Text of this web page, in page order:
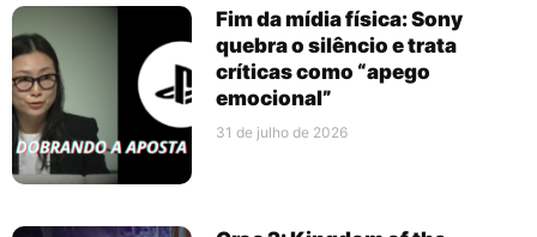
Fim da mídia física: Sony
quebra o silêncio e trata
críticas como “apego
emocional”
31 de julho de 2026